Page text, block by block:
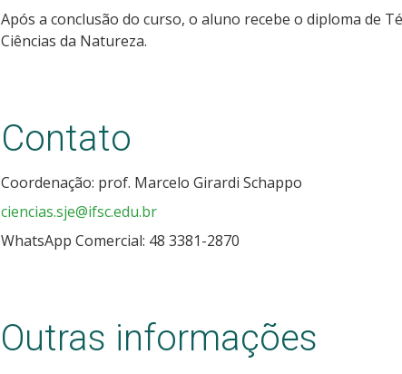
Após a conclusão do curso, o aluno recebe o diploma de
Ciências da Natureza.
Contato
Coordenação: prof. Marcelo Girardi Schappo
ciencias.sje@ifsc.edu.br
WhatsApp Comercial: 48 3381-2870
Outras informações